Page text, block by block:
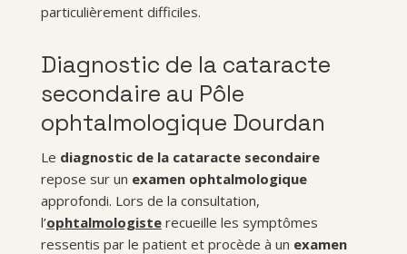
particulièrement difficiles.
Diagnostic de la cataracte
secondaire au Pôle
ophtalmologique Dourdan
Le diagnostic de la cataracte secondaire
repose sur un examen ophtalmologique
approfondi. Lors de la consultation,
l’ophtalmologisterecueille les symptômes
ressentis par le patient et procède à un examen